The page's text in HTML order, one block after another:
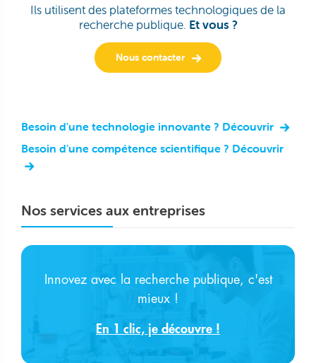
Ils utilisent des plateformes technologiques de la
recherche publique. Et vous ?
Nous contacter
Besoin d'une technologie innovante ? Découvrir
Besoin d'une compétence scientifique ? Découvrir
Nos services aux entreprises
Innovez avec la recherche publique, c'est
mieux !
En 1 clic, je découvre !